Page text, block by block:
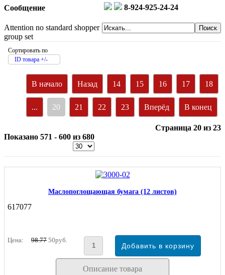
8-924-925-24-24
Сообщение
Attention no standard shopper
group set
Сортировать по
ID товара +/-
В начало Назад 14 15 16 17 18
... 20 21 22 23 Вперёд В конец
Страница 20 из 23
Показано 571 - 600 из 680
Маслопоглощающая бумага (12 листов)
617077
Цена: 98.77 50руб.
Описание товара